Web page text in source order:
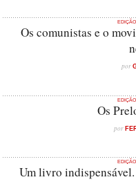
Os comunistas e o
por
Os
por
Um livro